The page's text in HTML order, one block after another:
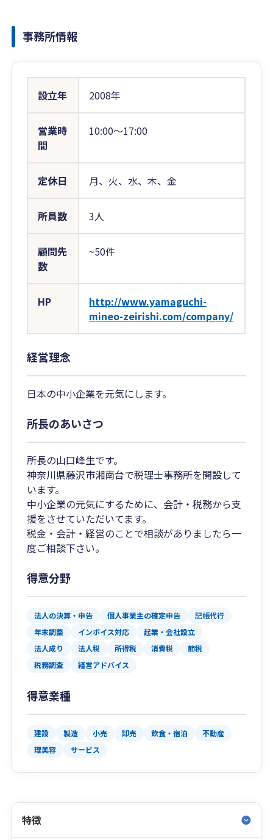
事務所情報
設立年 2008年
営業時
間
10:00〜17:00
定休日 月、火、水、木、金
所員数 3人
顧問先
数
~50件
HP
http://www.yamaguchi-
mineo-zeirishi.com/company/
経営理念
日本の中小企業を元気にします。
所長のあいさつ
所長の山口峰生です。
神奈川県藤沢市湘南台で税理士事務所を開設して
います。
中小企業の元気にするために、会計・税務から支
援をさせていただいてます。
税金・会計・経営のことで相談がありましたら一
度ご相談下さい。
得意分野
法人の決算・申告 個人事業主の確定申告
記帳代行
年末調整
インボイス対応
起業・会社設立
法人成り
法人税 所得税 消費税
節税
税務調査
経営アドバイス
得意業種
建設 製造 小売 卸売 飲食・宿泊
不動産
理美容
サービス
特徴